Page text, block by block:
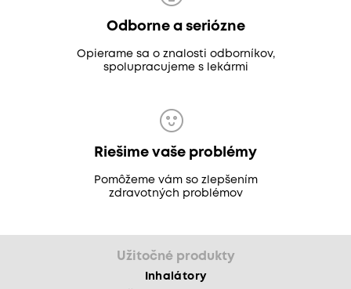
Odborne a seriózne
Opierame sa o znalosti odborníkov,
spolupracujeme s lekármi
Riešime vaše problémy
Pomôžeme vám so zlepšením
zdravotných problémov
Užitočné produkty
Inhalátory